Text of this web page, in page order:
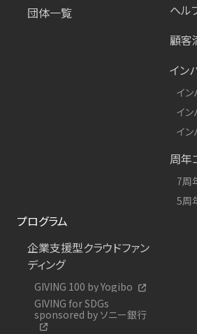
団体一覧
ヘル
顧客
イン
イン
イ
イン
周年
7周
5周
プログラム
企業支援型クラウドファン
ディング
GIVING 100 by Yogibo
GIVING for SDGs
sponsored by ソニー銀行